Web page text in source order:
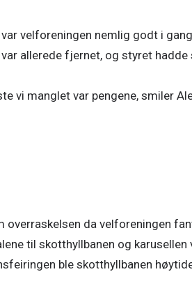
velforeningen nemlig godt i
allerede fjernet, og styret
vi manglet var pengene, smiler
sammen med styret i velforeningen.
overraskelsen da velforeningen
til skotthyllbanen og
ble skotthyllbanen